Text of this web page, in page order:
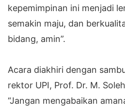
kepemimpinan ini menjadi
semakin maju, dan
bidang, amin”.
Acara diakhiri dengan
rektor UPI, Prof. Dr. M.
“Jangan mengabaikan